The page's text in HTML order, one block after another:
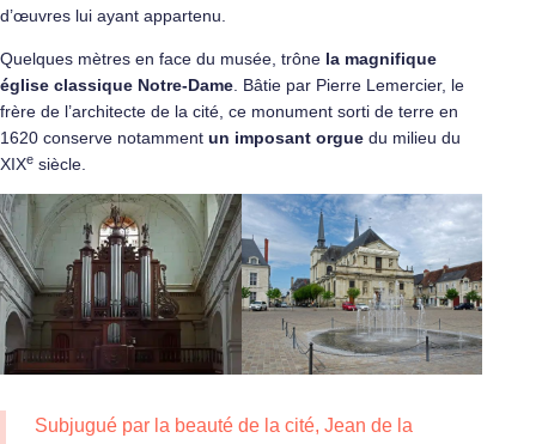
d’œuvres lui ayant appartenu.
Quelques mètres en face du musée, trône la magnifique
église classique Notre-Dame. Bâtie par Pierre Lemercier, le
frère de l’architecte de la cité, ce monument sorti de terre en
1620 conserve notamment un imposant orgue du milieu du
XIXe siècle.
Subjugué par la beauté de la cité, Jean de la